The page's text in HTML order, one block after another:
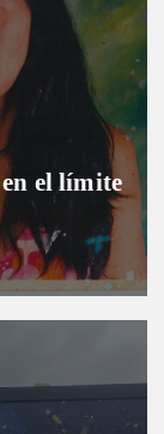
el límite